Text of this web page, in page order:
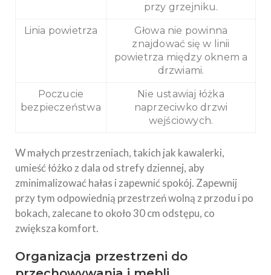
przy grzejniku.
Linia powietrza
Głowa nie powinna
znajdować się w linii
powietrza między oknem a
drzwiami.
Poczucie
bezpieczeństwa
Nie ustawiaj łóżka
naprzeciwko drzwi
wejściowych.
W małych przestrzeniach, takich jak kawalerki,
umieść łóżko z dala od strefy dziennej, aby
zminimalizować hałas i zapewnić spokój. Zapewnij
przy tym odpowiednią przestrzeń wolną z przodu i po
bokach, zalecane to około 30 cm odstępu, co
zwiększa komfort.
Organizacja przestrzeni do